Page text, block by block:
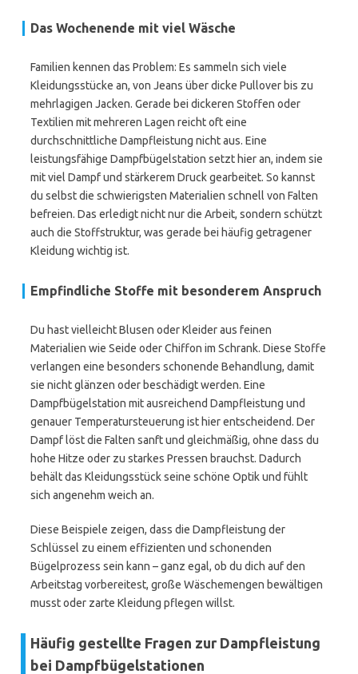
Das Wochenende mit viel Wäsche
Familien kennen das Problem: Es sammeln sich viele
Kleidungsstücke an, von Jeans über dicke Pullover bis zu
mehrlagigen Jacken. Gerade bei dickeren Stoffen oder
Textilien mit mehreren Lagen reicht oft eine
durchschnittliche Dampfleistung nicht aus. Eine
leistungsfähige Dampfbügelstation setzt hier an, indem sie
mit viel Dampf und stärkerem Druck gearbeitet. So kannst
du selbst die schwierigsten Materialien schnell von Falten
befreien. Das erledigt nicht nur die Arbeit, sondern schützt
auch die Stoffstruktur, was gerade bei häufig getragener
Kleidung wichtig ist.
Empfindliche Stoffe mit besonderem Anspruch
Du hast vielleicht Blusen oder Kleider aus feinen
Materialien wie Seide oder Chiffon im Schrank. Diese Stoffe
verlangen eine besonders schonende Behandlung, damit
sie nicht glänzen oder beschädigt werden. Eine
Dampfbügelstation mit ausreichend Dampfleistung und
genauer Temperatursteuerung ist hier entscheidend. Der
Dampf löst die Falten sanft und gleichmäßig, ohne dass du
hohe Hitze oder zu starkes Pressen brauchst. Dadurch
behält das Kleidungsstück seine schöne Optik und fühlt
sich angenehm weich an.
Diese Beispiele zeigen, dass die Dampfleistung der
Schlüssel zu einem effizienten und schonenden
Bügelprozess sein kann – ganz egal, ob du dich auf den
Arbeitstag vorbereitest, große Wäschemengen bewältigen
musst oder zarte Kleidung pflegen willst.
Häufig gestellte Fragen zur Dampfleistung
bei Dampfbügelstationen